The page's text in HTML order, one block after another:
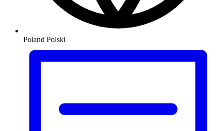
Poland Polski